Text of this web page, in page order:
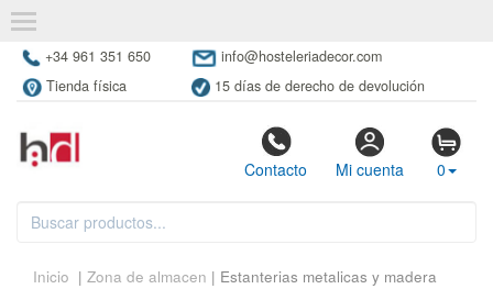
+34 961 351 650
info@hosteleriadecor.com
Tienda física
15 días de derecho de devolución
Contacto Mi cuenta 0
Inicio | Zona de almacen | Estanterias metalicas y madera